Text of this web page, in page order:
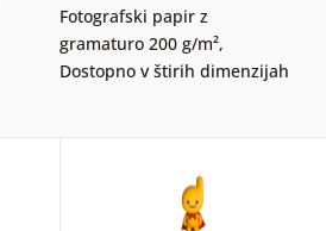
Fotografski papir z
gramaturo 200 g/m²,
Dostopno v štirih dimenzijah